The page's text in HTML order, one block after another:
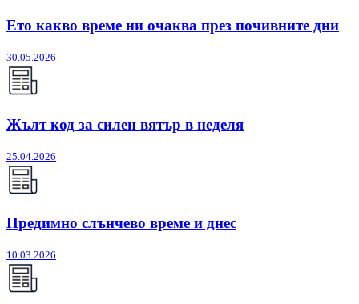
Ето какво време ни очаква през почивните дни
30.05.2026
Жълт код за силен вятър в неделя
25.04.2026
Предимно слънчево време и днес
10.03.2026